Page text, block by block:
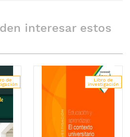
interesar estos
de
Libro de
investigación